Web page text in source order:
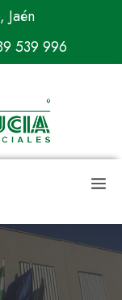
Jaén
539 996